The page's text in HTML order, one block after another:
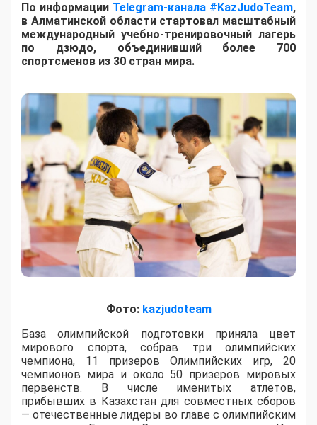
По информации Telegram-канала #KazJudoTeam,
в Алматинской области стартовал масштабный
международный учебно-тренировочный лагерь
по дзюдо, объединивший более 700
спортсменов из 30 стран мира.
Фото: kazjudoteam
База олимпийской подготовки приняла цвет
мирового спорта, собрав три олимпийских
чемпиона, 11 призеров Олимпийских игр, 20
чемпионов мира и около 50 призеров мировых
первенств. В числе именитых атлетов,
прибывших в Казахстан для совместных сборов
— отечественные лидеры во главе с олимпийским